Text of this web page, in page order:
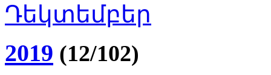
Դեկտեմբեր
2019 (12/102)